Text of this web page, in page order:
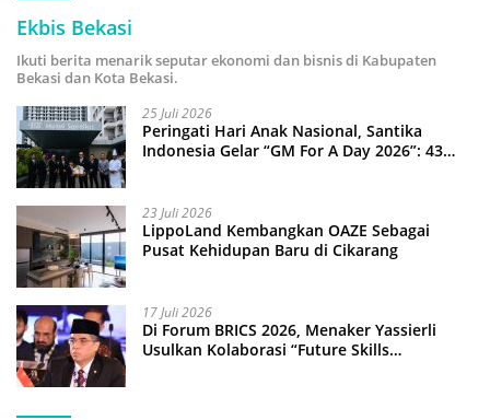
Ekbis Bekasi
Ikuti berita menarik seputar ekonomi dan bisnis di Kabupaten
Bekasi dan Kota Bekasi.
25 Juli 2026
Peringati Hari Anak Nasional, Santika
Indonesia Gelar “GM For A Day 2026”: 43
23 Juli 2026
LippoLand Kembangkan OAZE Sebagai
Pusat Kehidupan Baru di Cikarang
17 Juli 2026
Di Forum BRICS 2026, Menaker Yassierli
Usulkan Kolaborasi “Future Skills